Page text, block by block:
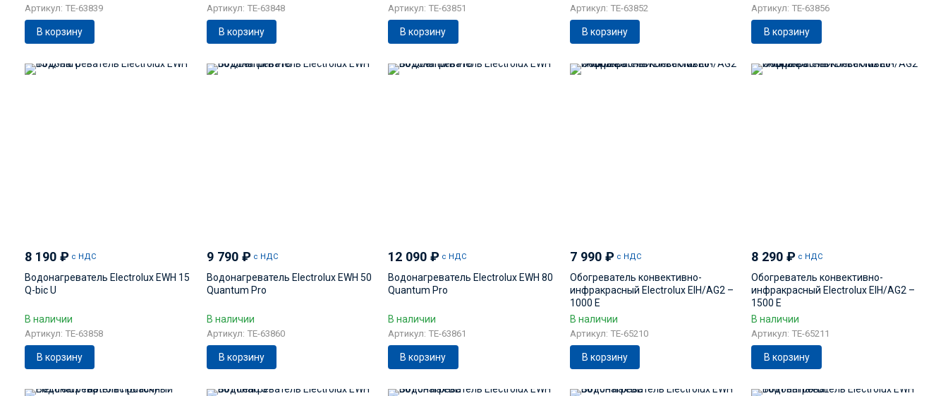
Артикул: TE-63839
В корзину
Артикул: TE-63848
В корзину
Артикул: TE-63851
В корзину
Артикул: TE-63852
В корзину
Артикул: TE-63856
В корзину
8 190 ₽ с НДС
Водонагреватель Electrolux EWH 15
Q-bic U
В наличии
Артикул: TE-63858
В корзину
9 790 ₽ с НДС
Водонагреватель Electrolux EWH 50
Quantum Pro
В наличии
Артикул: TE-63860
В корзину
12 090₽ с НДС
Водонагреватель Electrolux EWH 80
Quantum Pro
В наличии
Артикул: TE-63861
В корзину
7 990 ₽ с НДС
Обогреватель конвективно-
инфракрасный Electrolux EIH/AG2 –
1000 E
В наличии
Артикул: TE-65210
В корзину
8 290₽ с НДС
Обогреватель конвективно-
инфракрасный Electrolux EIH/AG2 –
1500 E
В наличии
Артикул: TE-65211
В корзину